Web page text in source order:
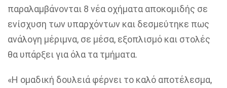
παραλαμβάνονται 8 νέα οχήματα αποκομιδής σε
ενίσχυση των υπαρχόντων και δεσμεύτηκε πως
ανάλογη μέριμνα, σε μέσα, εξοπλισμό και στολές
θα υπάρξει για όλα τα τμήματα.
«Η ομαδική δουλειά φέρνει το καλό αποτέλεσμα,